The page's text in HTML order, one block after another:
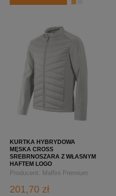
KURTKA HYBRYDOWA
MĘSKA CROSS
SREBRNOSZARA Z WŁASNYM
HAFTEM LOGO
Producent: Malfini Premium
201,70 zł